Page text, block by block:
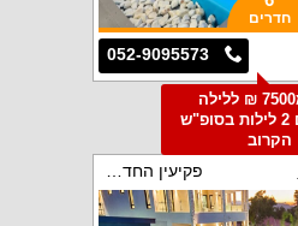
חדרים
052-9095573
החל מ7500 ₪ ללילה
למזמינים 2 לילות בסופ"ש
הקרוב